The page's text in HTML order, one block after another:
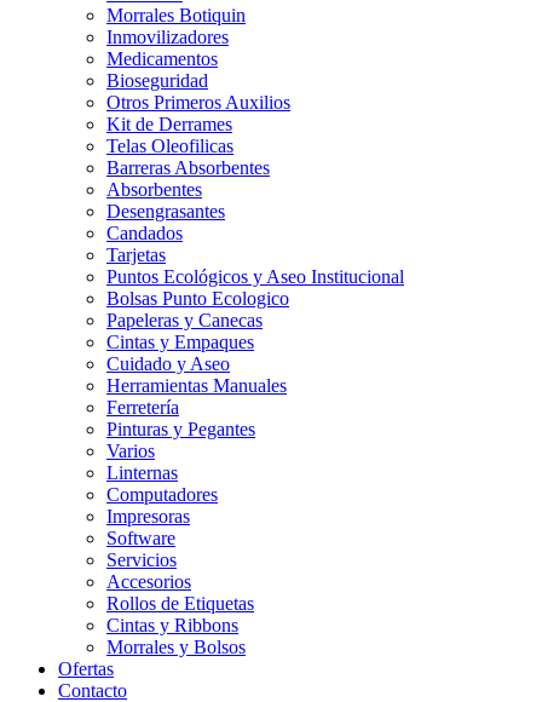
Morrales Botiquin
Inmovilizadores
Medicamentos
Bioseguridad
Otros Primeros Auxilios
Kit de Derrames
Telas Oleofilicas
Barreras Absorbentes
Absorbentes
Desengrasantes
Candados
Tarjetas
Puntos Ecológicos y Aseo Institucional
Bolsas Punto Ecologico
Papeleras y Canecas
Cintas y Empaques
Cuidado y Aseo
Herramientas Manuales
Ferretería
Pinturas y Pegantes
Varios
Linternas
Computadores
Impresoras
Software
Servicios
Accesorios
Rollos de Etiquetas
Cintas y Ribbons
Morrales y Bolsos
Ofertas
Contacto